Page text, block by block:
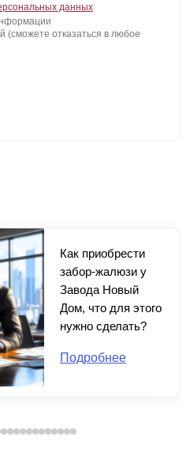
данных
(сможете отказаться в любое
Как приобрести
забор-жалюзи у
Завода Новый
Дом, что для этого
нужно сделать?
Подробнее